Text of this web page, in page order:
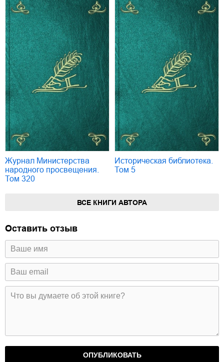
Журнал Министерства
народного просвещения.
Том 320
Историческая библиотека.
Том 5
ВСЕ КНИГИ АВТОРА
Оставить отзыв